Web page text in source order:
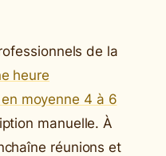
de la
heure
moyenne 4 à 6
manuelle. À
réunions et